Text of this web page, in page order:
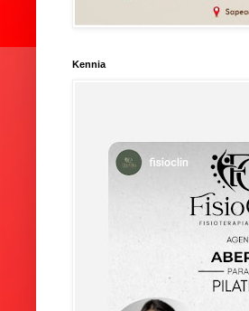
Kennia